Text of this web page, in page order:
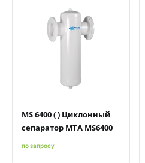
MS 6400 ( ) Циклонный
сепаратор MTA MS6400
по запросу